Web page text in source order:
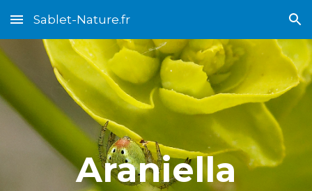
Skip to main content Skip to navigation
Sablet-Nature.fr
Araniella